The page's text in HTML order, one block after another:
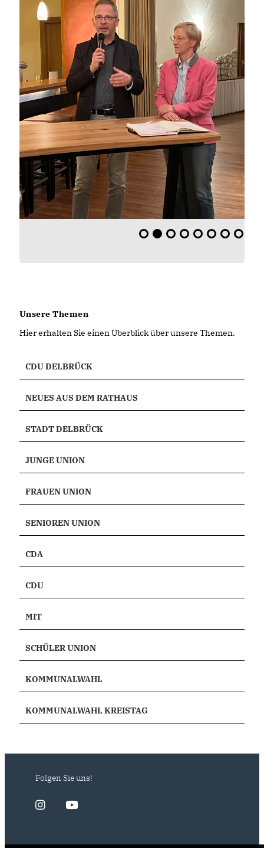
Unsere Themen
Hier erhalten Sie einen Überblick über unsere Themen.
CDU DELBRÜCK
NEUES AUS DEM RATHAUS
STADT DELBRÜCK
JUNGE UNION
FRAUEN UNION
SENIOREN UNION
CDA
CDU
MIT
SCHÜLER UNION
KOMMUNALWAHL
KOMMUNALWAHL KREISTAG
Folgen Sie uns!